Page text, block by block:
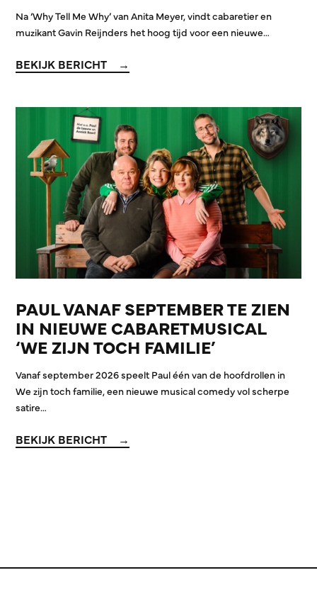
Na ‘Why Tell Me Why’ van Anita Meyer, vindt cabaretier en
muzikant Gavin Reijnders het hoog tijd voor een nieuwe…
BEKIJK BERICHT
PAUL VANAF SEPTEMBER TE ZIEN
IN NIEUWE CABARETMUSICAL
‘WE ZIJN TOCH FAMILIE’
Vanaf september 2026 speelt Paul één van de hoofdrollen in
We zijn toch familie, een nieuwe musical comedy vol scherpe
satire…
BEKIJK BERICHT